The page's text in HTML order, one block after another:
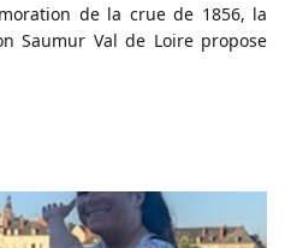
de la crue de 1856, la
Saumur Val de Loire propose